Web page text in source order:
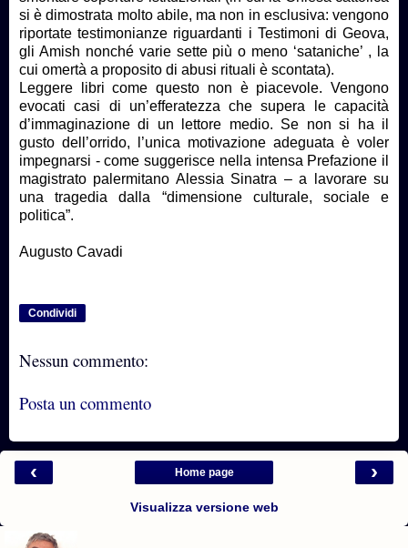
si è dimostrata molto abile, ma non in esclusiva: vengono
riportate testimonianze riguardanti i Testimoni di Geova,
gli Amish nonché varie sette più o meno ‘sataniche’ , la
cui omertà a proposito di abusi rituali è scontata).
Leggere libri come questo non è piacevole. Vengono
evocati casi di un’efferatezza che supera le capacità
d’immaginazione di un lettore medio. Se non si ha il
gusto dell’orrido, l’unica motivazione adeguata è voler
impegnarsi - come suggerisce nella intensa Prefazione il
magistrato palermitano Alessia Sinatra – a lavorare su
una tragedia dalla “dimensione culturale, sociale e
politica”.
Augusto Cavadi
Condividi
Nessun commento:
Posta un commento
‹ ›
Home page
Visualizza versione web